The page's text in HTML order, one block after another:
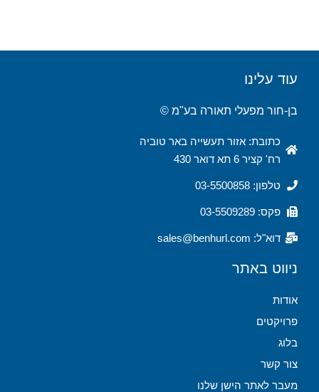
עוד עלינו
בן-חור מפעלי תאורה בע"מ ©
כתובת: אזור תעשייה באר טוביה
רח' קציר 6 תא דואר 430
טלפון: 03-5500858
פקס: 03-5509289
דוא"ל: sales@benhurl.com
ניווט באתר
אודות
פרויקטים
בלוג
צור קשר
מעבר לאתר הישן שלנו